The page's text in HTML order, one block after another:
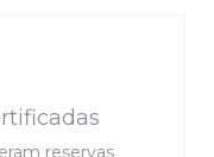
reservas